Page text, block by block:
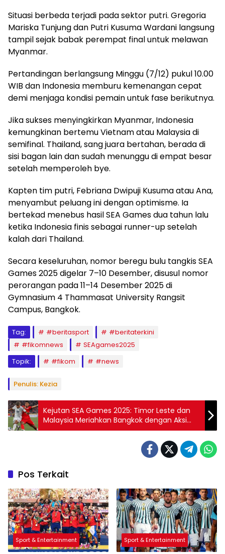
Situasi berbeda terjadi pada sektor putri. Gregoria
Mariska Tunjung dan Putri Kusuma Wardani langsung
tampil sejak babak perempat final untuk melawan
Myanmar.
Pertandingan berlangsung Minggu (7/12) pukul 10.00
WIB dan Indonesia memburu kemenangan cepat
demi menjaga kondisi pemain untuk fase berikutnya.
Jika sukses menyingkirkan Myanmar, Indonesia
kemungkinan bertemu Vietnam atau Malaysia di
semifinal. Thailand, sang juara bertahan, berada di
sisi bagan lain dan sudah menunggu di empat besar
setelah memperoleh bye.
Kapten tim putri, Febriana Dwipuji Kusuma atau Ana,
menyambut peluang ini dengan optimisme. Ia
bertekad menebus hasil SEA Games dua tahun lalu
ketika Indonesia finis sebagai runner-up setelah
kalah dari Thailand.
Secara keseluruhan, nomor beregu bulu tangkis SEA
Games 2025 digelar 7–10 Desember, disusul nomor
perorangan pada 11–14 Desember 2025 di
Gymnasium 4 Thammasat University Rangsit
Campus, Bangkok.
Tag: #beritasport
#beritaterkini
#fikomnews
SEAgames2025
Topik:
#fikom #news
Penulis: Kezia
Kejutan SEA Games 2025: Timor Leste dan
Malaysia Meriahkan Bangkok dengan Aksi
Comeback
Pos Terkait
Sport & Entertainment Sport & Entertainment